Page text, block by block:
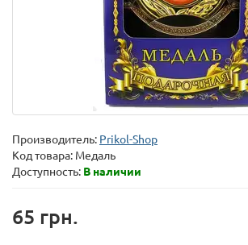
Производитель: Prikol-Shop
Код товара: Медаль
Доступность: В наличии
65 грн.